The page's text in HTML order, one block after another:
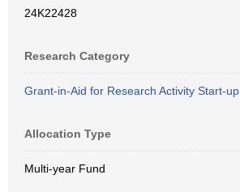
24K22428
Research Category
Grant-in-Aid for Research Activity Start-up
Allocation Type
Multi-year Fund